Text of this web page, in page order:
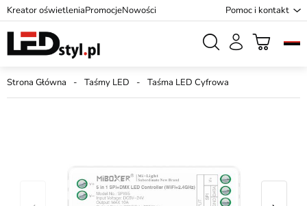
Kreator oświetleniaPromocjeNowości Pomoc i kontakt
Strona Główna Taśmy LED Taśma LED Cyfrowa